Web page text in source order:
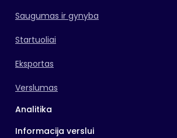
Saugumas ir gynyba
Startuoliai
Eksportas
Verslumas
Analitika
Informacija verslui